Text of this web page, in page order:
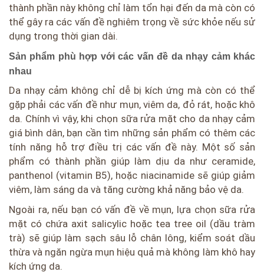
thành phần này không chỉ làm tổn hại đến da mà còn có
thể gây ra các vấn đề nghiêm trọng về sức khỏe nếu sử
dụng trong thời gian dài.
Sản phẩm phù hợp với các vấn đề da nhạy cảm khác
nhau
Da nhạy cảm không chỉ dễ bị kích ứng mà còn có thể
gặp phải các vấn đề như mụn, viêm da, đỏ rát, hoặc khô
da. Chính vì vậy, khi chọn sữa rửa mặt cho da nhạy cảm
giá bình dân, bạn cần tìm những sản phẩm có thêm các
tính năng hỗ trợ điều trị các vấn đề này. Một số sản
phẩm có thành phần giúp làm dịu da như ceramide,
panthenol (vitamin B5), hoặc niacinamide sẽ giúp giảm
viêm, làm sáng da và tăng cường khả năng bảo vệ da.
Ngoài ra, nếu bạn có vấn đề về mụn, lựa chọn sữa rửa
mặt có chứa axit salicylic hoặc tea tree oil (dầu tràm
trà) sẽ giúp làm sạch sâu lỗ chân lông, kiểm soát dầu
thừa và ngăn ngừa mụn hiệu quả mà không làm khô hay
kích ứng da.